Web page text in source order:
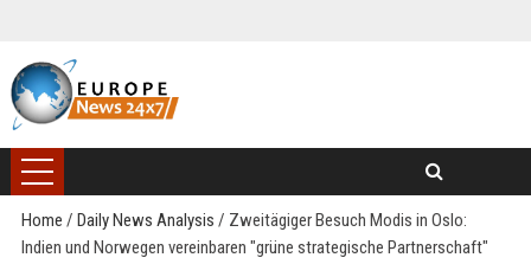
Home / Daily News Analysis / Zweitägiger Besuch Modis in Oslo:
Indien und Norwegen vereinbaren "grüne strategische Partnerschaft"